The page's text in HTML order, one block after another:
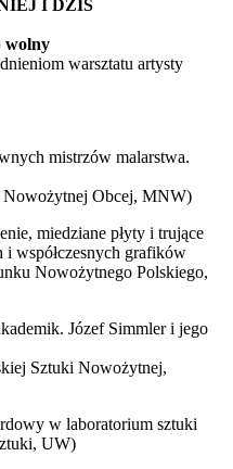
I DZIŚ
wolny
warsztatu artysty
mistrzów malarstwa.
Nowożytnej Obcej, MNW)
miedziane płyty i trujące
współczesnych grafików
Nowożytnego Polskiego,
Józef Simmler i jego
Sztuki Nowożytnej,
w laboratorium sztuki
UW)